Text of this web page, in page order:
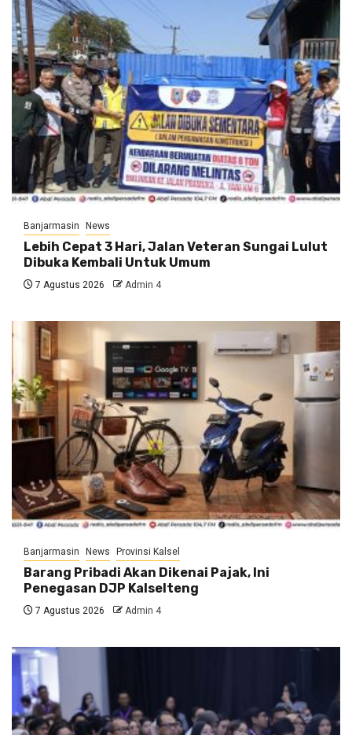
Banjarmasin News
Lebih Cepat 3 Hari, Jalan Veteran Sungai Lulut
Dibuka Kembali Untuk Umum
7 Agustus 2026 Admin 4
Banjarmasin News Provinsi Kalsel
Barang Pribadi Akan Dikenai Pajak, Ini
Penegasan DJP Kalselteng
7 Agustus 2026 Admin 4